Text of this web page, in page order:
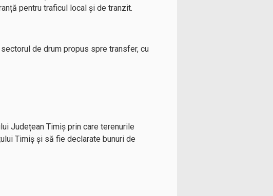
pentru traficul local și de tranzit.
de drum propus spre transfer, cu
Județean Timiș prin care terenurile
Timiș și să fie declarate bunuri de